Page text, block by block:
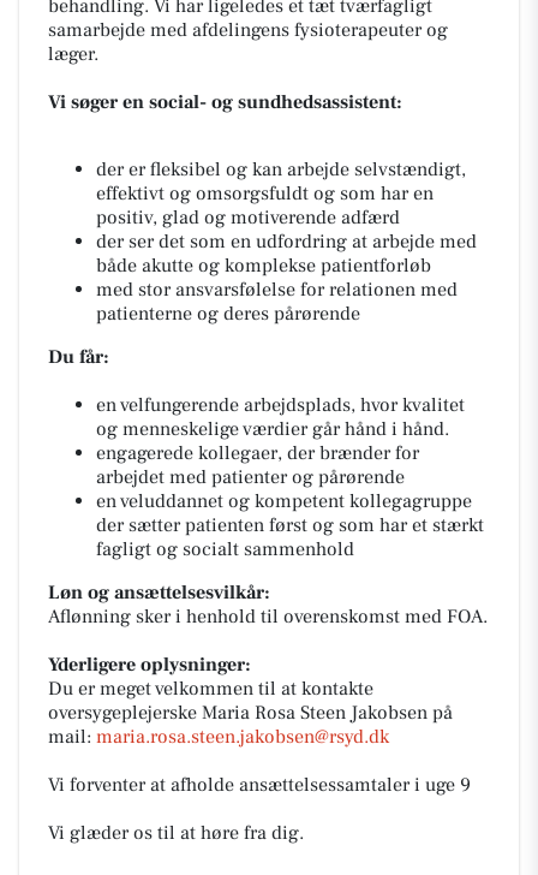
behandling. Vi har ligeledes et tæt tværfagligt
samarbejde med afdelingens fysioterapeuter og
læger.
Vi søger en social- og sundhedsassistent:
der er fleksibel og kan arbejde selvstændigt,
effektivt og omsorgsfuldt og som har en
positiv, glad og motiverende adfærd
der ser det som en udfordring at arbejde med
både akutte og komplekse patientforløb
med stor ansvarsfølelse for relationen med
patienterne og deres pårørende
Du får:
en velfungerende arbejdsplads, hvor kvalitet
og menneskelige værdier går hånd i hånd.
engagerede kollegaer, der brænder for
arbejdet med patienter og pårørende
en veluddannet og kompetent kollegagruppe
der sætter patienten først og som har et stærkt
fagligt og socialt sammenhold
Løn og ansættelsesvilkår:
Aflønning sker i henhold til overenskomst med FOA.
Yderligere oplysninger:
Du er meget velkommen til at kontakte
oversygeplejerske Maria Rosa Steen Jakobsen på
mail: maria.rosa.steen.jakobsen@rsyd.dk
Vi forventer at afholde ansættelsessamtaler i uge 9
Vi glæder os til at høre fra dig.